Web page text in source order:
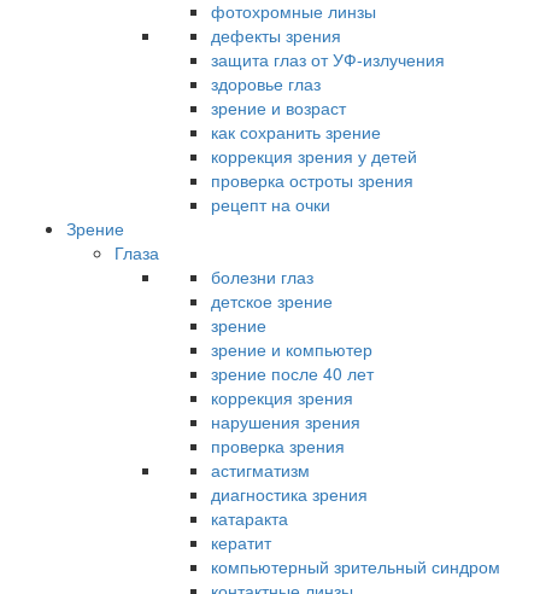
фотохромные линзы
дефекты зрения
защита глаз от УФ-излучения
здоровье глаз
зрение и возраст
как сохранить зрение
коррекция зрения у детей
проверка остроты зрения
рецепт на очки
Зрение
Глаза
болезни глаз
детское зрение
зрение
зрение и компьютер
зрение после 40 лет
коррекция зрения
нарушения зрения
проверка зрения
астигматизм
диагностика зрения
катаракта
кератит
компьютерный зрительный синдром